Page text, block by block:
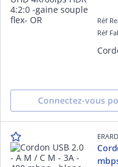
Réf
Réf
Connectez-vous
ERARD